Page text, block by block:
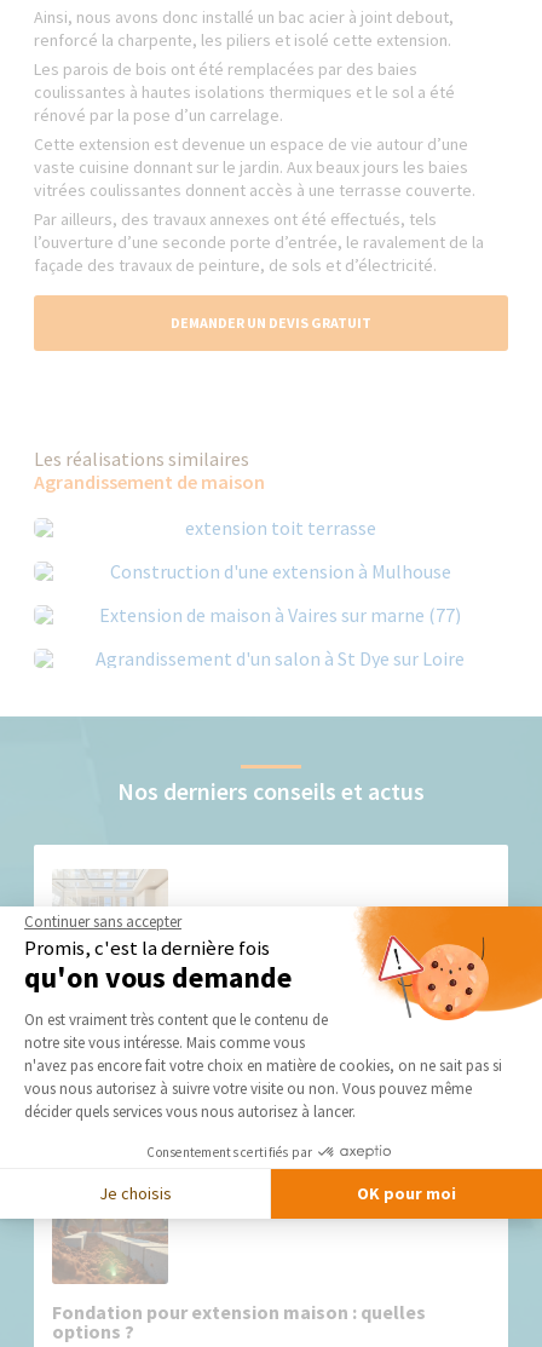
Ainsi, nous avons donc installé un bac acier à joint debout,
renforcé la charpente, les piliers et isolé cette extension.
Les parois de bois ont été remplacées par des baies
coulissantes à hautes isolations thermiques et le sol a été
rénové par la pose d’un carrelage.
Cette extension est devenue un espace de vie autour d’une
vaste cuisine donnant sur le jardin. Aux beaux jours les baies
vitrées coulissantes donnent accès à une terrasse couverte.
Par ailleurs, des travaux annexes ont été effectués, tels
l’ouverture d’une seconde porte d’entrée, le ravalement de la
façade des travaux de peinture, de sols et d’électricité.
DEMANDER UN DEVIS GRATUIT
Les réalisations similaires
Agrandissement de maison
Nos derniers conseils et actus
Prix extension de maison 20m² : quel budget
prévoir ?
L'ajout d'une surface de 20 m² à une habitation existante
constitue l'un des...
Fondation pour extension maison : quelles
options ?
Continuer sans accepter
Promis, c'est la dernière fois
qu'on vous demande
Plateforme de Gestion du
On est vraiment très content que le contenu de
notre site vous intéresse. Mais comme vous
n'avez pas encore fait votre choix en matière de cookies, on ne sait pas si
vous nous autorisez à suivre votre visite ou non. Vous pouvez même
décider quels services vous nous autorisez à lancer.
Consentements certifiés par
Je choisis OK pour moi
Axeptio consent